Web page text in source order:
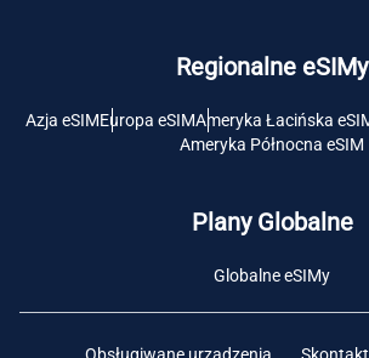
Regionalne eSIMy
Azja eSIMEuropa eSIMAmeryka Łacińska
Ameryka Północna eSIM
Plany Globalne
Globalne eSIMy
Obsługiwane urządzenia